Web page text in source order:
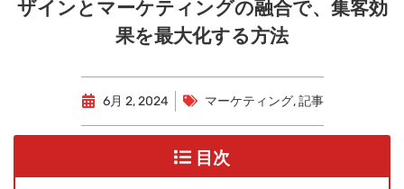
ザインとマーケティングの融合で、集客効
果を最大化する方法
6月 2, 2024 マーケティング,記事
目次